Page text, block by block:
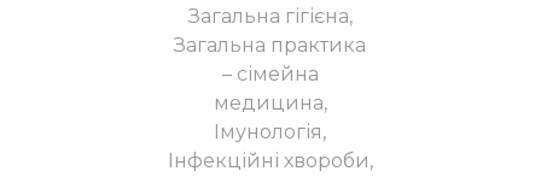
Загальна гігієна,
Загальна практика
– сімейна
медицина,
Імунологія,
Інфекційні хвороби,